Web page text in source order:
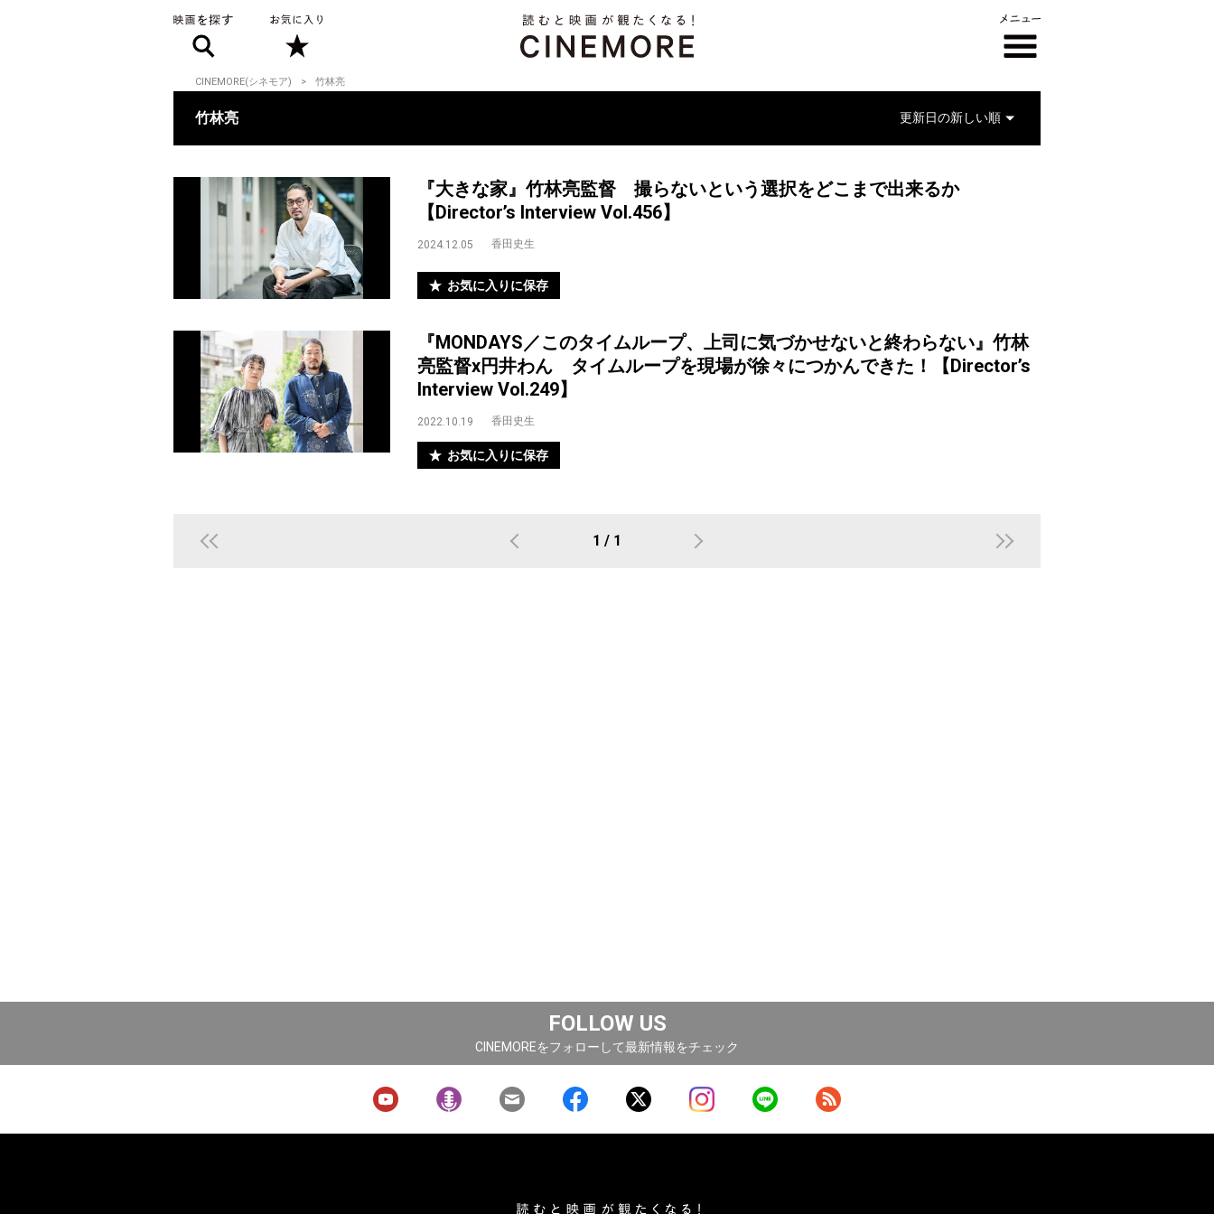
CINEMORE(シネモア) 竹林亮
竹林亮
『大きな家』竹林亮監督 撮らないという選択をどこまで出来るか
【Director’s Interview Vol.456】
2024.12.05 香田史生
お気に入りに保存
『MONDAYS／このタイムループ、上司に気づかせないと終わらない』竹林
亮監督x円井わん タイムループを現場が徐々につかんできた！【Director’s
Interview Vol.249】
2022.10.19 香田史生
お気に入りに保存
1 / 1
FOLLOW US
CINEMOREをフォローして最新情報をチェック